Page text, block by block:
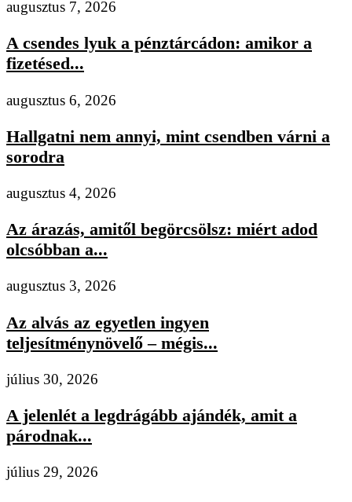
augusztus 7, 2026
A csendes lyuk a pénztárcádon: amikor a
fizetésed...
augusztus 6, 2026
Hallgatni nem annyi, mint csendben várni a
sorodra
augusztus 4, 2026
Az árazás, amitől begörcsölsz: miért adod
olcsóbban a...
augusztus 3, 2026
Az alvás az egyetlen ingyen
teljesítménynövelő – mégis...
július 30, 2026
A jelenlét a legdrágább ajándék, amit a
párodnak...
július 29, 2026